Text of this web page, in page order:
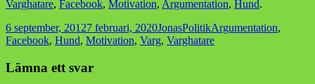
Varghatare, Facebook, Motivation, Argumentation, Hund.
Postat
6 september, 20127 februari, 2020Författare
JonasKategorier
PolitikTaggar
Argumentation,
Facebook, Hund, Motivation, Varg, Varghatare
Lämna ett svar